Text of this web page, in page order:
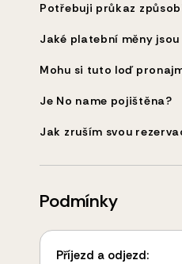
Potřebuji průkaz
Jaké platební měny
Mohu si tuto loď
Je No name pojištěna?
Jak zruším svou
Podmínky
Příjezd a odjezd: